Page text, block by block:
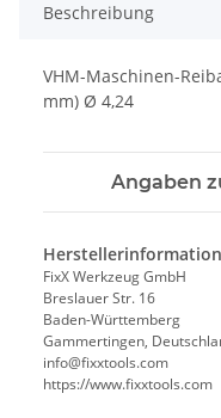
Beschreibung
VHM-Maschinen-
mm) Ø 4,24
Angaben
FixX Werkzeug GmbH
Breslauer Str. 16
Baden-Württemberg
Gammertingen,
info@fixxtools.com
https://www.fixxtools.com